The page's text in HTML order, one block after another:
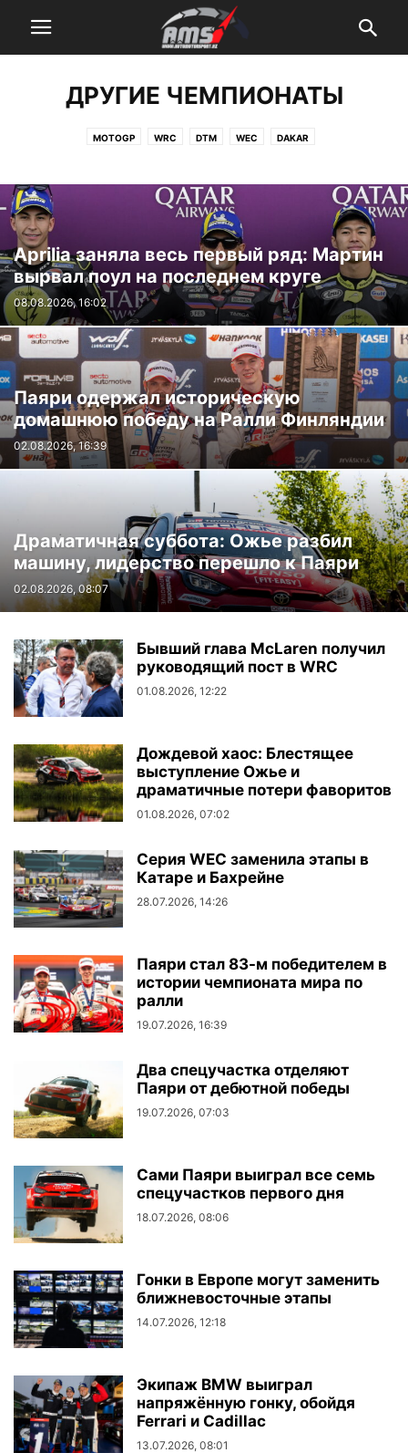
ДРУГИЕ ЧЕМПИОНАТЫ
MOTOGP WRC DTM WEC DAKAR
Aprilia заняла весь первый ряд: Мартин
вырвал поул на последнем круге
08.08.2026, 16:02
Паяри одержал историческую
домашнюю победу на Ралли Финляндии
02.08.2026, 16:39
Драматичная суббота: Ожье разбил
машину, лидерство перешло к Паяри
02.08.2026, 08:07
Бывший глава McLaren получил
руководящий пост в WRC
01.08.2026, 12:22
Дождевой хаос: Блестящее
выступление Ожье и
драматичные потери фаворитов
01.08.2026, 07:02
Серия WEC заменила этапы в
Катаре и Бахрейне
28.07.2026, 14:26
Паяри стал 83-м победителем в
истории чемпионата мира по
ралли
19.07.2026, 16:39
Два спецучастка отделяют
Паяри от дебютной победы
19.07.2026, 07:03
Сами Паяри выиграл все семь
спецучастков первого дня
18.07.2026, 08:06
Гонки в Европе могут заменить
ближневосточные этапы
14.07.2026, 12:18
Экипаж BMW выиграл
напряжённую гонку, обойдя
Ferrari и Cadillac
13.07.2026, 08:01